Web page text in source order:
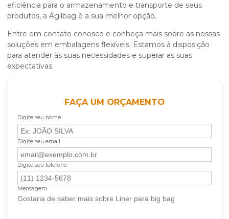
eficiência para o armazenamento e transporte de seus
produtos, a Ágilbag é a sua melhor opção.
Entre em contato conosco e conheça mais sobre as nossas
soluções em embalagens flexíveis. Estamos à disposição
para atender às suas necessidades e superar as suas
expectativas.
FAÇA UM ORÇAMENTO
Digite seu nome
Digite seu email
Digite seu telefone
Mensagem